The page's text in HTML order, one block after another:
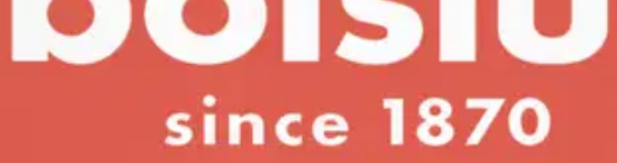
Postin pakettiautomaattiin tai palvelupisteeseen!